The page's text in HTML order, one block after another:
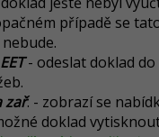
případě se
- odeslat doklad
zař. - zobrazí se
doklad